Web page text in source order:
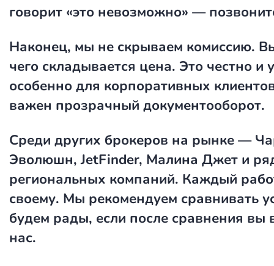
говорит «это невозможно» —
Наконец, мы не скрываем комиссию.
чего складывается цена. Это честно
особенно для корпоративных
важен прозрачный документооборот.
Среди других брокеров на рынке —
Эволюшн, JetFinder, Малина Джет и
региональных компаний. Каждый
своему. Мы рекомендуем сравнивать
будем рады, если после сравнения вы
нас.